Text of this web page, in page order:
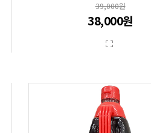
39,000원
38,000원